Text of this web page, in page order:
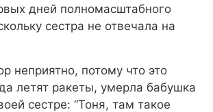
дней полномасштабного
сестра не отвечала на
неприятно, потому что это
летят ракеты, умерла бабушка
сестре: “Тоня, там такое